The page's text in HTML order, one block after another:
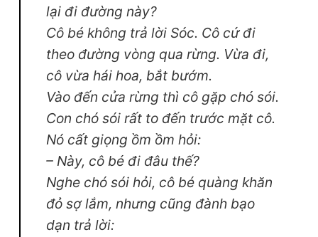
lại đi đường này?
Cô bé không trả lời Sóc. Cô cứ đi
theo đường vòng qua rừng. Vừa đi,
cô vừa hái hoa, bắt bướm.
Vào đến cửa rừng thì cô gặp chó sói.
Con chó sói rất to đến trước mặt cô.
Nó cất giọng ồm ồm hỏi:
– Này, cô bé đi đâu thế?
Nghe chó sói hỏi, cô bé quàng khăn
đỏ sợ lắm, nhưng cũng đành bạo
dạn trả lời: